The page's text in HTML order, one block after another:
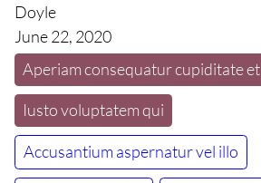
Doyle
June 22, 2020
Aperiam consequatur cupiditate et
Iusto voluptatem qui
Accusantium aspernatur vel illo